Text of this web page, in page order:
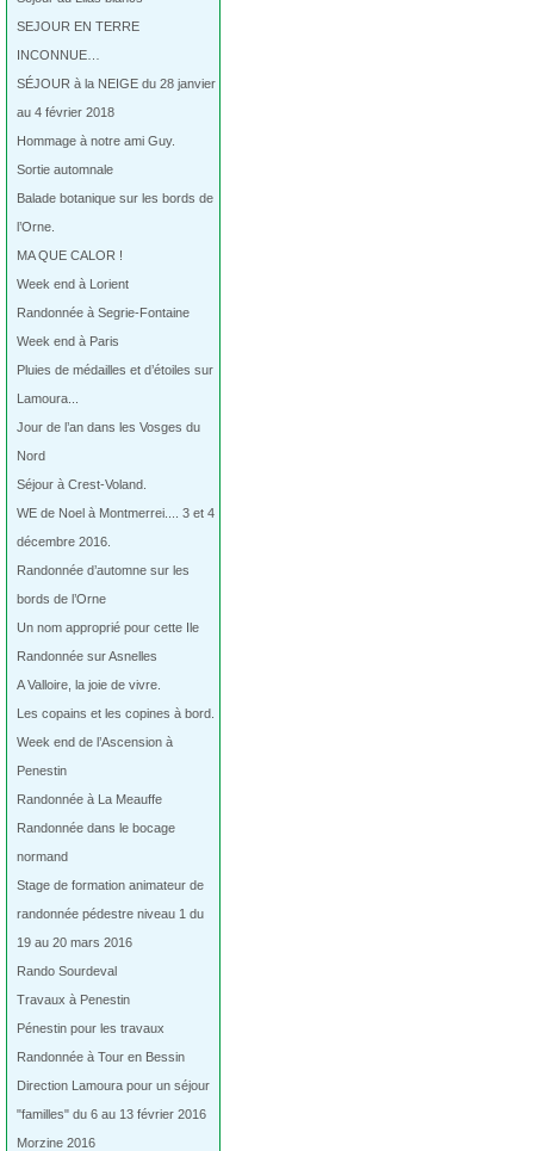
SEJOUR EN TERRE
INCONNUE…
SÉJOUR à la NEIGE du 28 janvier
au 4 février 2018
Hommage à notre ami Guy.
Sortie automnale
Balade botanique sur les bords de
l’Orne.
MA QUE CALOR !
Week end à Lorient
Randonnée à Segrie-Fontaine
Week end à Paris
Pluies de médailles et d’étoiles sur
Lamoura...
Jour de l’an dans les Vosges du
Nord
Séjour à Crest-Voland.
WE de Noel à Montmerrei.... 3 et 4
décembre 2016.
Randonnée d’automne sur les
bords de l’Orne
Un nom approprié pour cette Ile
Randonnée sur Asnelles
A Valloire, la joie de vivre.
Les copains et les copines à bord.
Week end de l’Ascension à
Penestin
Randonnée à La Meauffe
Randonnée dans le bocage
normand
Stage de formation animateur de
randonnée pédestre niveau 1 du
19 au 20 mars 2016
Rando Sourdeval
Travaux à Penestin
Pénestin pour les travaux
Randonnée à Tour en Bessin
Direction Lamoura pour un séjour
"familles" du 6 au 13 février 2016
Morzine 2016